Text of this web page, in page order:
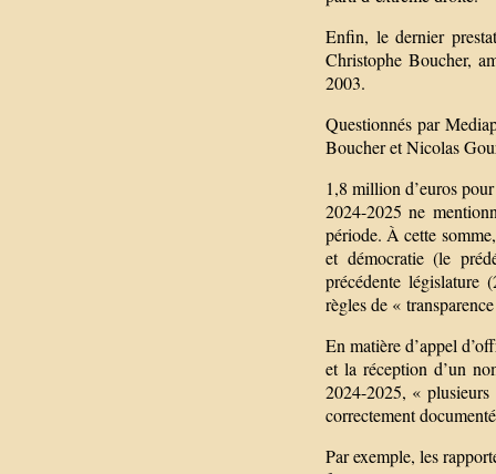
Enfin, le dernier
Christophe Boucher,
2003.
Questionnés par
Boucher et Nicolas
1,8 million d’euros
2024-2025 ne
période. À cette
et démocratie (le
précédente législature
règles de «
En matière d’appel
et la réception d’un
2024-2025, « plusieurs
correctement
Par exemple, les